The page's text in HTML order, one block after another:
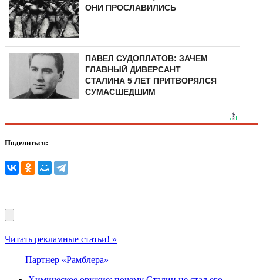
ОНИ ПРОСЛАВИЛИСЬ
ПАВЕЛ СУДОПЛАТОВ: ЗАЧЕМ
ГЛАВНЫЙ ДИВЕРСАНТ
СТАЛИНА 5 ЛЕТ ПРИТВОРЯЛСЯ
СУМАСШЕДШИМ
Поделиться:
Читать рекламные статьи! »
Партнер «Рамблера»